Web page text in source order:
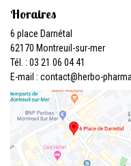
Horaires
6 place Darnétal
62170 Montreuil-sur-mer
Tél. : 03 21 06 04 41
E-mail : contact@herbo-